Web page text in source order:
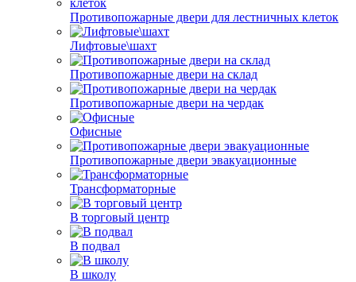
Противопожарные двери для лестничных клеток
Лифтовые\шахт
Противопожарные двери на склад
Противопожарные двери на чердак
Офисные
Противопожарные двери эвакуационные
Трансформаторные
В торговый центр
В подвал
В школу